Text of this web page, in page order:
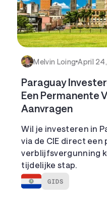
Melvin Loing April
Paraguay
Een Permanente
Aanvragen
Wil je investeren in
via de CIE direct een
verblijfsvergunning
tijdelijke stap.
GIDS